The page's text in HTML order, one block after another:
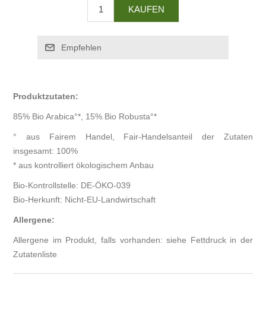
Produktzutaten:
85% Bio Arabica°*, 15% Bio Robusta°*
° aus Fairem Handel, Fair-Handelsanteil der Zutaten
insgesamt: 100%
* aus kontrolliert ökologischem Anbau
Bio-Kontrollstelle: DE-ÖKO-039
Bio-Herkunft: Nicht-EU-Landwirtschaft
Allergene:
Allergene im Produkt, falls vorhanden: siehe Fettdruck in der
Zutatenliste